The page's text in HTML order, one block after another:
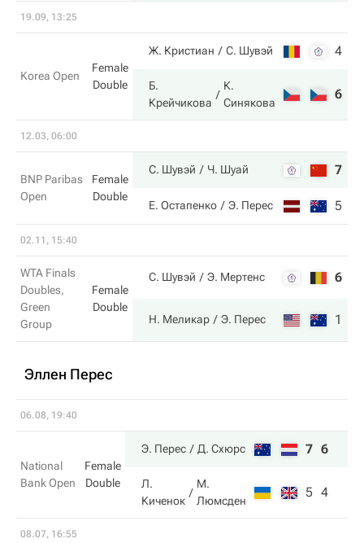
19.09, 13:25
Korea Open
Female
Double
Ж. Кристиан С. Шувэй 4
Б.
Крейчикова
К.
Синякова
6
12.03, 06:00
BNP Paribas
Open
Female
Double
С. Шувэй Ч. Шуай 7
Е. Остапенко Э. Перес 5
02.11, 15:40
WTA Finals
Doubles,
Green
Group
Female
Double
С. Шувэй Э. Мертенс 6
Н. Меликар Э. Перес 1
Эллен Перес
06.08, 19:40
National
Bank Open
Female
Double
Э. Перес Д. Схюрс 7 6
Л.
Киченок
М.
Люмсден
5 4
08.07, 16:55